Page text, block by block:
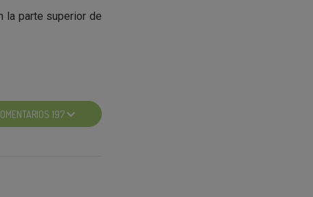
la parte superior de
197